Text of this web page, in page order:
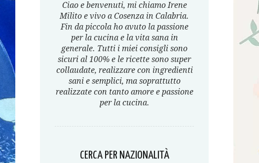
Ciao e benvenuti, mi chiamo Irene
Milito e vivo a Cosenza in Calabria.
Fin da piccola ho avuto la passione
per la cucina e la vita sana in
generale. Tutti i miei consigli sono
sicuri al 100% e le ricette sono super
collaudate, realizzare con ingredienti
sani e semplici, ma soprattutto
realizzate con tanto amore e passione
per la cucina.
CERCA PER NAZIONALITÀ